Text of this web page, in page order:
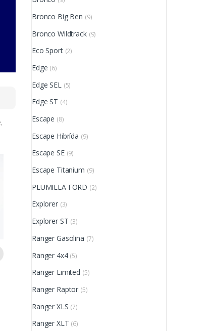
,
Bronco Big Ben (9)
Bronco Wildtrack (9)
Eco Sport (2)
Edge (6)
Edge SEL (5)
Edge ST (4)
Escape (8)
Escape Hibrída (9)
Escape SE (9)
Escape Titanium (9)
PLUMILLA FORD (2)
Explorer (3)
Explorer ST (3)
Ranger Gasolina (7)
Ranger 4x4 (5)
Ranger Limited (5)
Ranger Raptor (5)
Ranger XLS (7)
Ranger XLT (6)